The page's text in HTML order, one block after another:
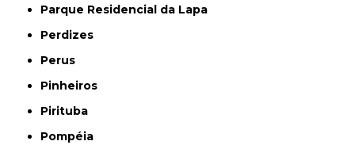
Parque Residencial da Lapa
Perdizes
Perus
Pinheiros
Pirituba
Pompéia